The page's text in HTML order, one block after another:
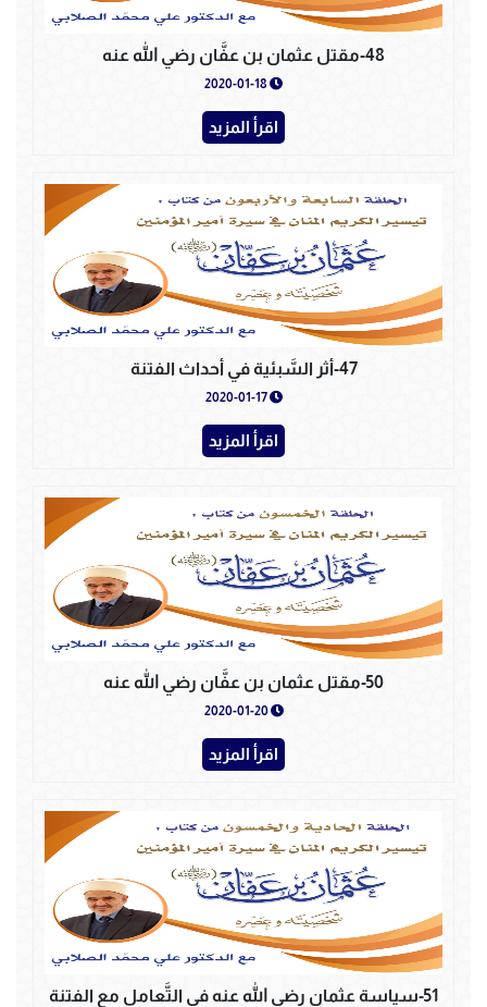
48-مقتل عثمان بن عفَّان رضي الله عنه
اقرأ المزيد
47-أثر السَّبئية في أحداث الفتنة
2020-01-17
اقرأ المزيد
50-مقتل عثمان بن عفَّان رضي الله عنه
2020-01-20
اقرأ المزيد
51-سياسة عثمان رضي الله عنه في التَّعامل مع الفتنة